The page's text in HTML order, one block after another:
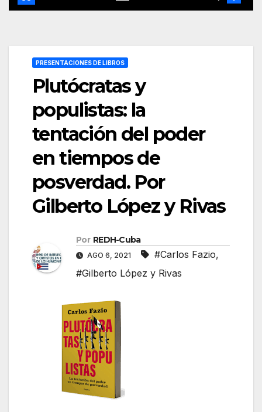
PRESENTACIONES DE LIBROS
Plutócratas y
populistas: la
tentación del poder
en tiempos de
posverdad. Por
Gilberto López y Rivas
Por REDH-Cuba
AGO 6, 2021 #Carlos Fazio,
#Gilberto López y Rivas